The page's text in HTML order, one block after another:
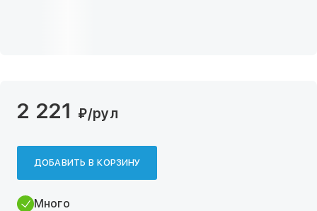
2 221 ₽/рул
ДОБАВИТЬ В КОРЗИНУ
Много